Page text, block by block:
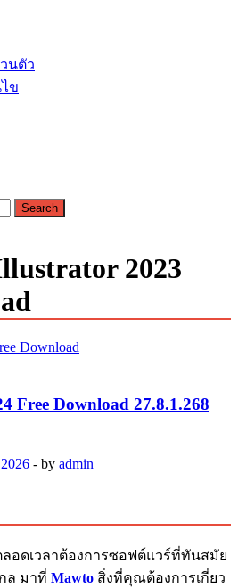
เต็มถาวร ใหม่ 2023 ไม่ครอบลิงค์
นตัว
ข
2023
Free Download 27.8.1.268
- by admin
อดเวลาต้องการซอฟต์แวร์ที่ทันสมัย
ล มาที่ Mawto สิ่งที่คุณต้องการเกี่ยว